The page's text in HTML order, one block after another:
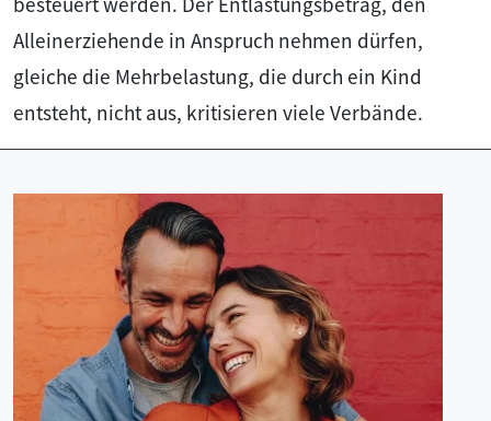
Alleinerziehende in Anspruch nehmen dürfen,
gleiche die Mehrbelastung, die durch ein Kind
entsteht, nicht aus, kritisieren viele Verbände.